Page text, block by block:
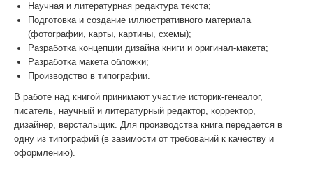
Научная и литературная редактура текста;
Подготовка и создание иллюстративного материала
(фотографии, карты, картины, схемы);
Разработка концепции дизайна книги и оригинал-макета;
Разработка макета обложки;
Производство в типографии.
В работе над книгой принимают участие историк-генеалог,
писатель, научный и литературный редактор, корректор,
дизайнер, верстальщик. Для производства книга передается в
одну из типографий (в завимости от требований к качеству и
оформлению).